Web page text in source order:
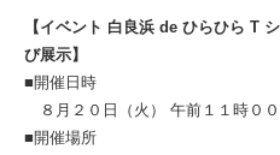
【イベント 白良浜 de ひらひら T
び展示】
■開催日時
８月２０日（火） 午前１１時０
■開催場所